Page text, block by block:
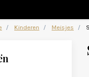
Kinderen Meisjes